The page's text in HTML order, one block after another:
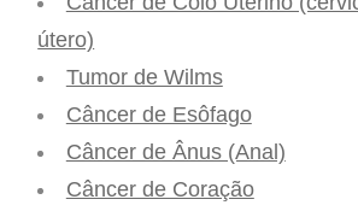
útero)
Tumor de Wilms
Câncer de Esôfago
Câncer de Ânus (Anal)
Câncer de Coração